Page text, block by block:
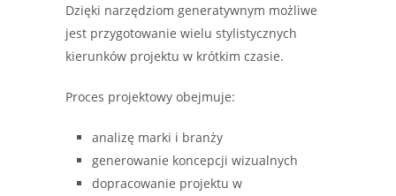
Dzięki narzędziom generatywnym możliwe
jest przygotowanie wielu stylistycznych
kierunków projektu w krótkim czasie.
Proces projektowy obejmuje:
analizę marki i branży
generowanie koncepcji wizualnych
dopracowanie projektu w